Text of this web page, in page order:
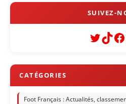
Foot Français : Actualités,